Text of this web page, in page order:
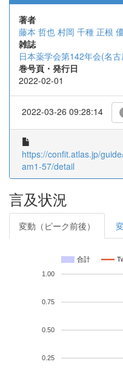
著者
藤本 哲也 村岡 千種 正根
雑誌
日本薬学会第142年会(名古
巻号頁・発行日
2022-02-01
2022-03-26 09:28:14
https://confit.atlas.jp/
am1-57/detail
言及状況
変動（ピーク前後）
合計
0.25
0.50
0.75
1.00